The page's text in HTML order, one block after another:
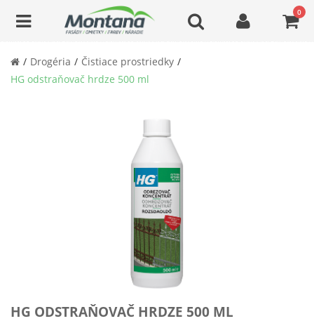
0
Drogéria
Čistiace prostriedky
HG odstraňovač hrdze 500 ml
HG ODSTRAŇOVAČ HRDZE 500 ML